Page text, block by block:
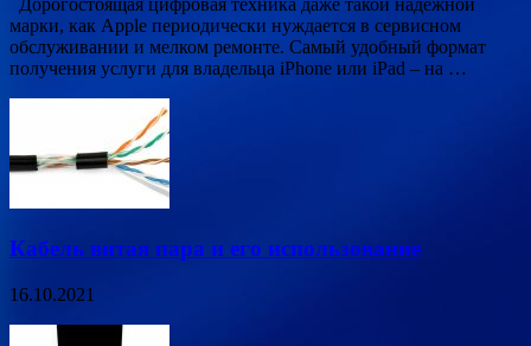
Дорогостоящая цифровая техника даже такой надежной
марки, как Apple периодически нуждается в сервисном
обслуживании и мелком ремонте. Самый удобный формат
получения услуги для владельца iPhone или iPad – на …
Кабель витая пара и его использование
16.10.2021